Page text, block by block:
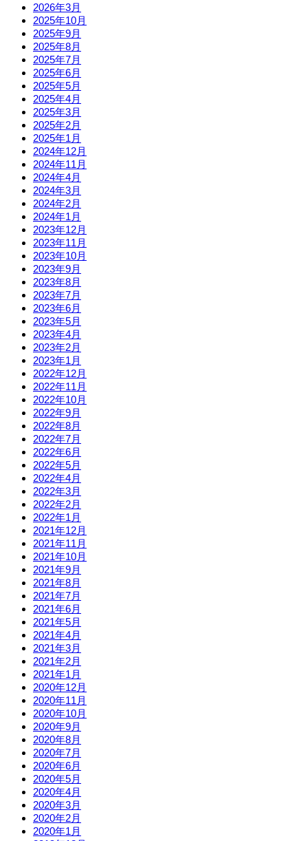
2026年3月
2025年10月
2025年9月
2025年8月
2025年7月
2025年6月
2025年5月
2025年4月
2025年3月
2025年2月
2025年1月
2024年12月
2024年11月
2024年4月
2024年3月
2024年2月
2024年1月
2023年12月
2023年11月
2023年10月
2023年9月
2023年8月
2023年7月
2023年6月
2023年5月
2023年4月
2023年2月
2023年1月
2022年12月
2022年11月
2022年10月
2022年9月
2022年8月
2022年7月
2022年6月
2022年5月
2022年4月
2022年3月
2022年2月
2022年1月
2021年12月
2021年11月
2021年10月
2021年9月
2021年8月
2021年7月
2021年6月
2021年5月
2021年4月
2021年3月
2021年2月
2021年1月
2020年12月
2020年11月
2020年10月
2020年9月
2020年8月
2020年7月
2020年6月
2020年5月
2020年4月
2020年3月
2020年2月
2020年1月